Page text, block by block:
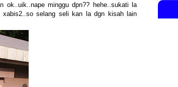
ok..uik..nape minggu dpn?? hehe..sukati la
selang seli kan la dgn kisah lain